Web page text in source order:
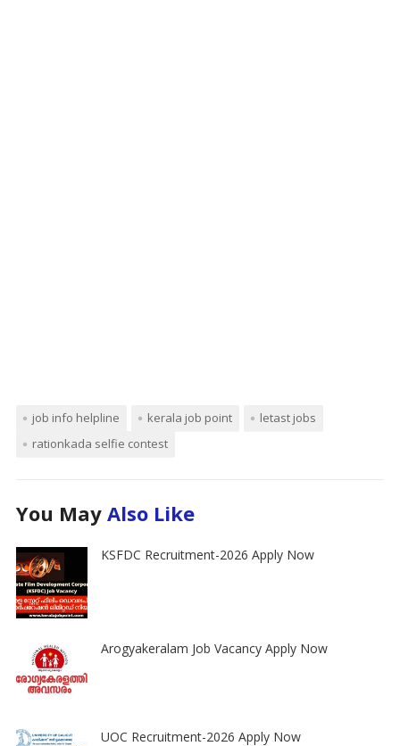
job info helpline kerala job point
letast jobs
rationkada selfie contest
You May Also Like
KSFDC Recruitment-2026 Apply Now
Arogyakeralam Job Vacancy Apply Now
UOC Recruitment-2026 Apply Now